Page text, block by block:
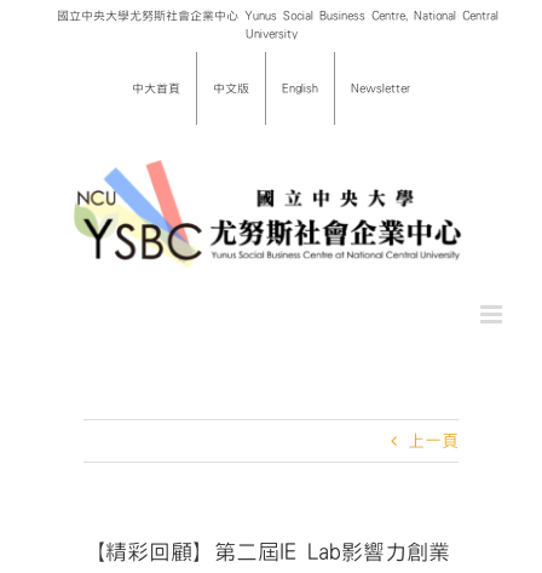
國立中央大學尤努斯社會企業中心 Yunus Social Business Centre, National Central
University
中大首頁 中文版 English Newsletter
上一頁
【精彩回顧】第二屆IE Lab影響力創業